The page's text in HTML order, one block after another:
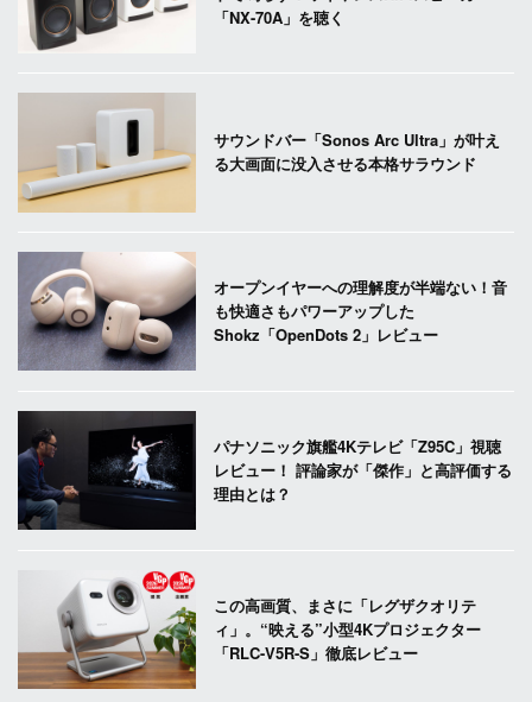
「NX-70A」を聴く
サウンドバー「Sonos Arc Ultra」が叶え
る大画面に没入させる本格サラウンド
オープンイヤーへの理解度が半端ない！音
も快適さもパワーアップした
Shokz「OpenDots 2」レビュー
パナソニック旗艦4Kテレビ「Z95C」視聴
レビュー！ 評論家が「傑作」と高評価する
理由とは？
この高画質、まさに「レグザクオリテ
ィ」。“映える”小型4Kプロジェクター
「RLC-V5R-S」徹底レビュー